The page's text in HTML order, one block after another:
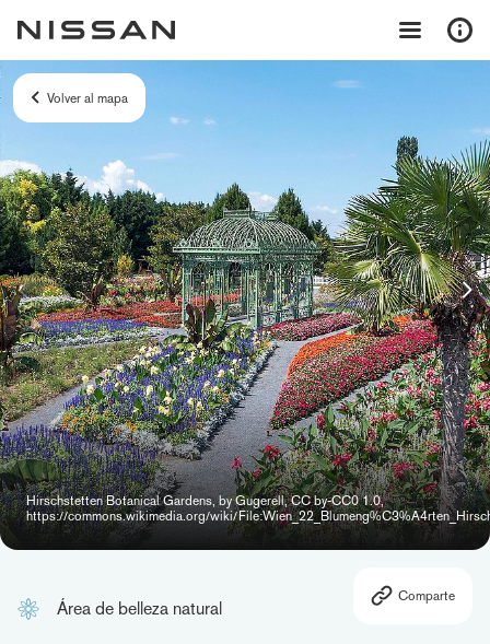
Área de belleza natural
Comparte
Volver al mapa
Hirschstetten Botanical Gardens, by Gugerell, CC by-CC0 1.0,
https://commons.wikimedia.org/wiki/